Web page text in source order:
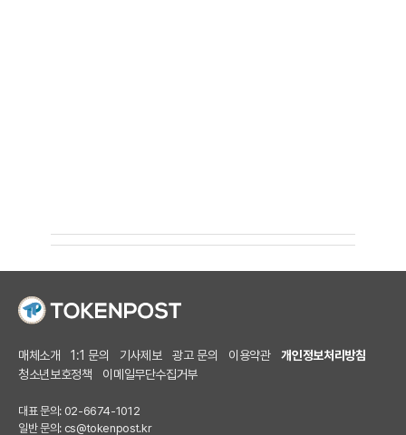
매체소개 1:1 문의 기사제보 광고 문의 이용약관
개인정보처리방침
청소년보호정책
이메일무단수집거부
대표 문의: 02-6674-1012
일반 문의: cs@tokenpost.kr